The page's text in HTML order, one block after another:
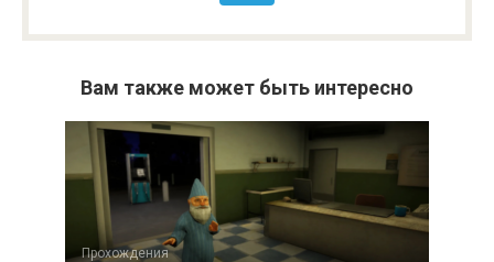
Вам также может быть интересно
Прохождения